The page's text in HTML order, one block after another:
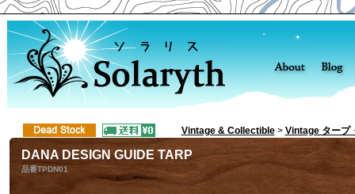
Vintage & Collectible> Vintage タープ
DANA DESIGN GUIDE TARP
品番TPDN01